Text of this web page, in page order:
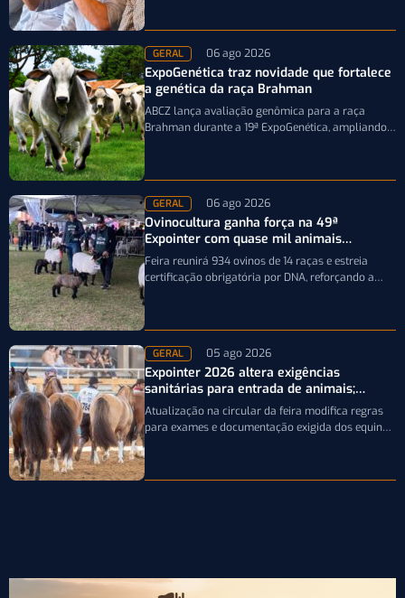
GERAL 06 ago 2026
ExpoGenética traz novidade que fortalece
a genética da raça Brahman
ABCZ lança avaliação genômica para a raça
Brahman durante a 19ª ExpoGenética, ampliando a
GERAL 06 ago 2026
Ovinocultura ganha força na 49ª
Expointer com quase mil animais
inscritos
Feira reunirá 934 ovinos de 14 raças e estreia
certificação obrigatória por DNA, reforçando a
GERAL 05 ago 2026
Expointer 2026 altera exigências
sanitárias para entrada de animais;
entenda
Atualização na circular da feira modifica regras
para exames e documentação exigida dos equinos